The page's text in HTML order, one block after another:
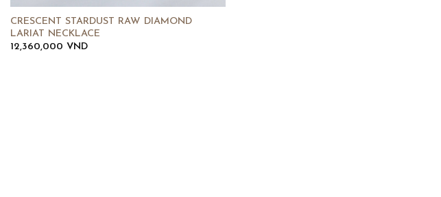
CRESCENT STARDUST RAW DIAMOND
LARIAT NECKLACE
12,360,000 VND